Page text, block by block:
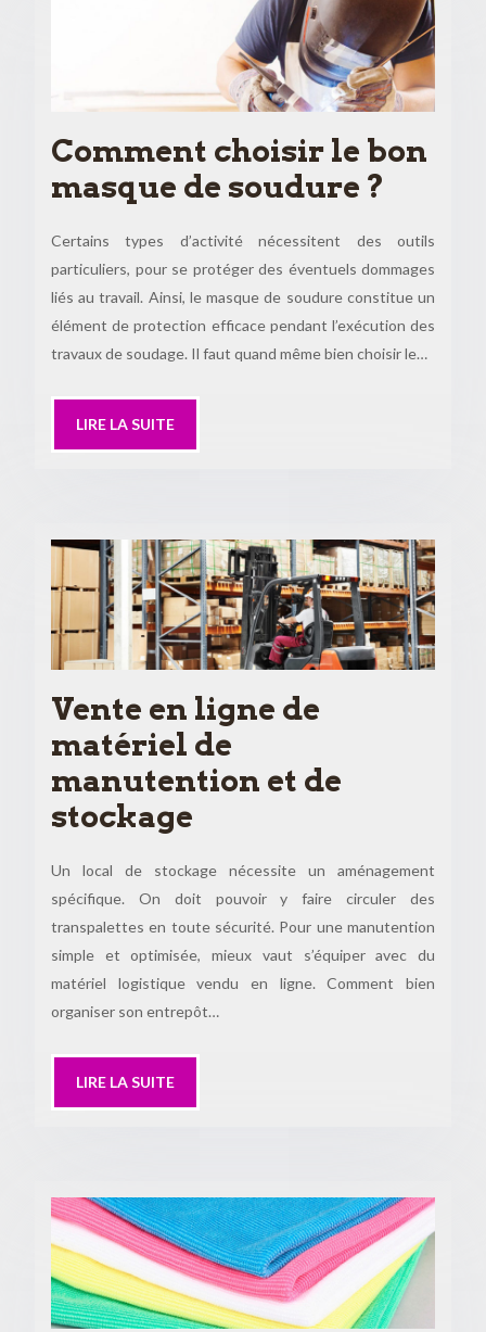
Comment choisir le bon
masque de soudure ?
Certains types d’activité nécessitent des outils
particuliers, pour se protéger des éventuels dommages
liés au travail. Ainsi, le masque de soudure constitue un
élément de protection efficace pendant l’exécution des
travaux de soudage. Il faut quand même bien choisir le…
LIRE LA SUITE
Vente en ligne de
matériel de
manutention et de
stockage
Un local de stockage nécessite un aménagement
spécifique. On doit pouvoir y faire circuler des
transpalettes en toute sécurité. Pour une manutention
simple et optimisée, mieux vaut s’équiper avec du
matériel logistique vendu en ligne. Comment bien
organiser son entrepôt…
LIRE LA SUITE